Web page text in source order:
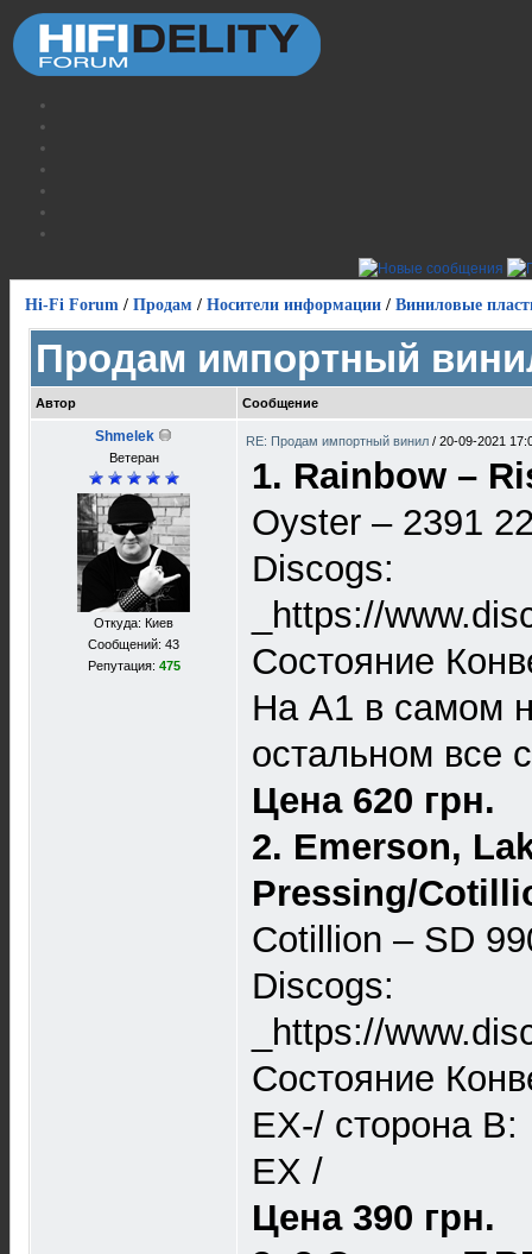
Hi-Fi Forum / Продам / Носители информации / Виниловые
Продам импортный
Автор Сообщение
Shmelek
Ветеран
Откуда: Киев
Сообщений: 43
Репутация: 475
RE: Продам импортный винил / 20-09-2021
1. Rainbow –
Oyster – 2391
Discogs:
_https://
Состояние
На A1 в самом
остальном все
Цена 620 грн.
2. Emerson,
Pressing/
Cotillion – SD
Discogs:
_https://
Состояние
EX-/ сторона B:
EX /
Цена 390 грн.